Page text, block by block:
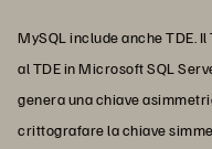
MySQL include anche TDE.
al TDE in Microsoft SQL
genera una chiave
crittografare la chiave